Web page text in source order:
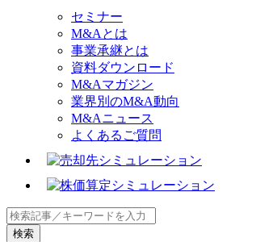
セミナー
M&Aとは
事業承継とは
資料ダウンロード
M&Aマガジン
業界別のM&A動向
M&Aニュース
よくあるご質問